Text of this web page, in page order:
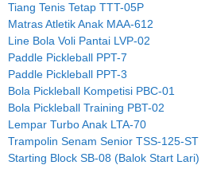
Tiang Tenis Tetap TTT-05P
Matras Atletik Anak MAA-612
Line Bola Voli Pantai LVP-02
Paddle Pickleball PPT-7
Paddle Pickleball PPT-3
Bola Pickleball Kompetisi PBC-01
Bola Pickleball Training PBT-02
Lempar Turbo Anak LTA-70
Trampolin Senam Senior TSS-125-ST
Starting Block SB-08 (Balok Start Lari)